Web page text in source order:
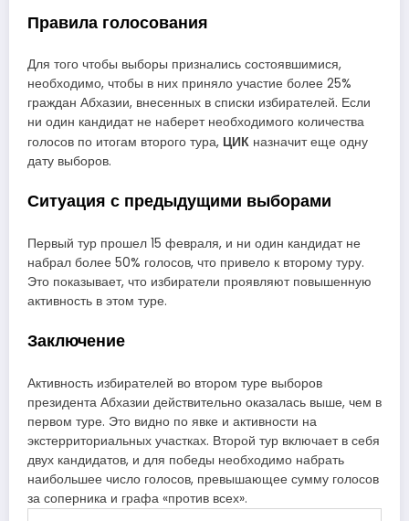
Правила голосования
Для того чтобы выборы признались состоявшимися,
необходимо, чтобы в них приняло участие более 25%
граждан Абхазии, внесенных в списки избирателей. Если
ни один кандидат не наберет необходимого количества
голосов по итогам второго тура, ЦИК назначит еще одну
дату выборов.
Ситуация с предыдущими выборами
Первый тур прошел 15 февраля, и ни один кандидат не
набрал более 50% голосов, что привело к второму туру.
Это показывает, что избиратели проявляют повышенную
активность в этом туре.
Заключение
Активность избирателей во втором туре выборов
президента Абхазии действительно оказалась выше, чем в
первом туре. Это видно по явке и активности на
экстерриториальных участках. Второй тур включает в себя
двух кандидатов, и для победы необходимо набрать
наибольшее число голосов, превышающее сумму голосов
за соперника и графа «против всех».